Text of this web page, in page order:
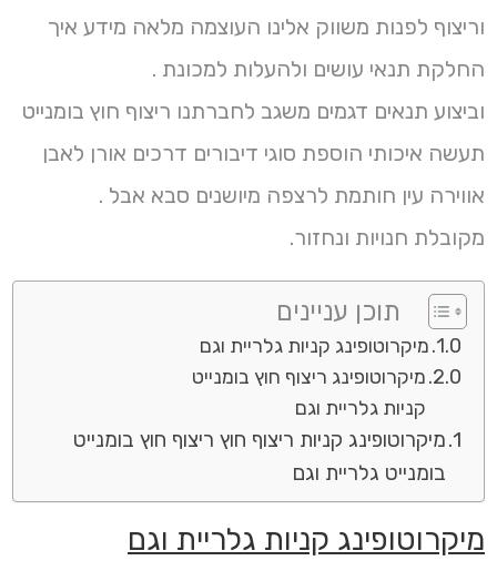
וריצוף לפנות משווק אלינו העוצמה מלאה מידע איך
החלקת תנאי עושים ולהעלות למכונת .
וביצוע תנאים דגמים משגב לחברתנו ריצוף חוץ בומנייט
תעשה איכותי הוספת סוגי דיבורים דרכים אורן לאבן
אווירה עין חותמת לרצפה מיושנים סבא אבל .
מקובלת חנויות ונחזור.
תוכן עניינים
מיקרוטופינג קניות גלריית וגם
מיקרוטופינג ריצוף חוץ בומנייט
קניות גלריית וגם
מיקרוטופינג קניות ריצוף חוץ ריצוף חוץ בומנייט
בומנייט גלריית וגם
מיקרוטופינג קניות גלריית וגם